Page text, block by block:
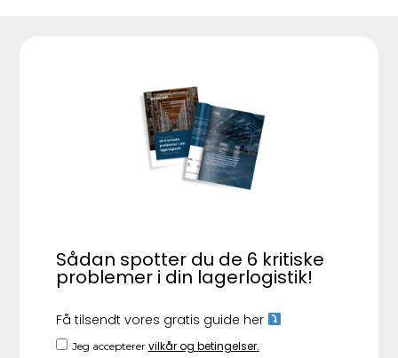
Sådan spotter du de 6 kritiske
problemer i din lagerlogistik!
Få tilsendt vores gratis guide her
Jeg accepterer vilkår og betingelser.